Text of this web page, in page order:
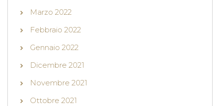
Marzo 2022
Febbraio 2022
Gennaio 2022
Dicembre 2021
Novembre 2021
Ottobre 2021